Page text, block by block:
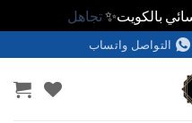
بالكويت✨تجاهل
التواصل واتساب